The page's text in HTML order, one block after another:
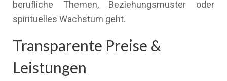
berufliche Themen, Beziehungsmuster oder
spirituelles Wachstum geht.
Transparente Preise &
Leistungen